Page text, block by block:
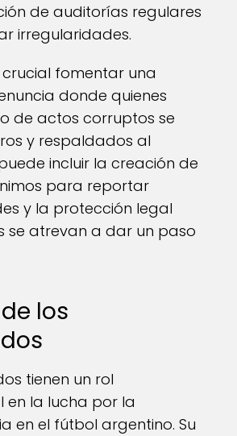
de auditorías regulares
irregularidades.
crucial fomentar una
donde quienes
de actos corruptos se
y respaldados al
incluir la creación de
para reportar
y la protección legal
se atrevan a dar un paso
los
tienen un rol
en la lucha por la
en el fútbol argentino. Su